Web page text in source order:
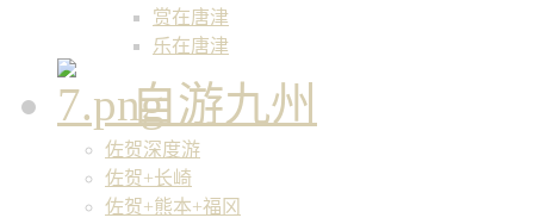
赏在唐津
乐在唐津
自游九州
佐贺深度游
佐贺+长崎
佐贺+熊本+福冈